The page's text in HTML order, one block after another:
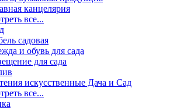
канцелярия
все...
садовая
и обувь для сада
для сада
искусственные Дача и Сад
все...